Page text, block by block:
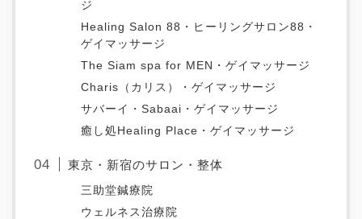
ジ
Healing Salon 88・ヒーリングサロン88・
ゲイマッサージ
The Siam spa for MEN・ゲイマッサージ
Charis（カリス）・ゲイマッサージ
サバーイ・Sabaai・ゲイマッサージ
癒し処Healing Place・ゲイマッサージ
東京・新宿のサロン・整体
三助堂鍼療院
ウェルネス治療院